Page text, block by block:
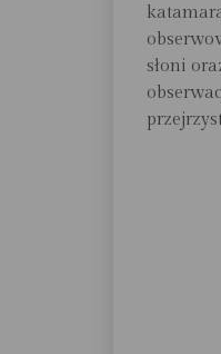
słoni